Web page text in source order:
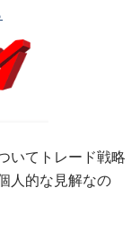
いてトレード戦略
人的な見解なの